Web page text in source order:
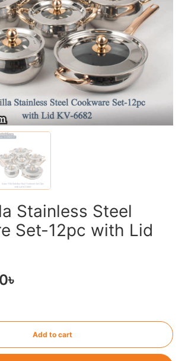
Stainless Steel
Set-12pc with Lid
৳
Add to cart